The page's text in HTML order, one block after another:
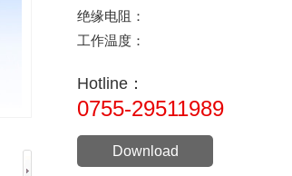
绝缘电阻：
工作温度：
-40°C to
Hotline：
0755-29511989
Download